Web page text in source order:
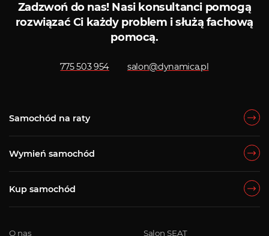
Zadzwoń do nas!Nasi konsultanci pomogą
rozwiązać Ci każdy problem i służą fachową
pomocą.
775 503 954 salon@dynamica.pl
Samochód na raty
Wymień samochód
Kup samochód
O nas Salon SEAT